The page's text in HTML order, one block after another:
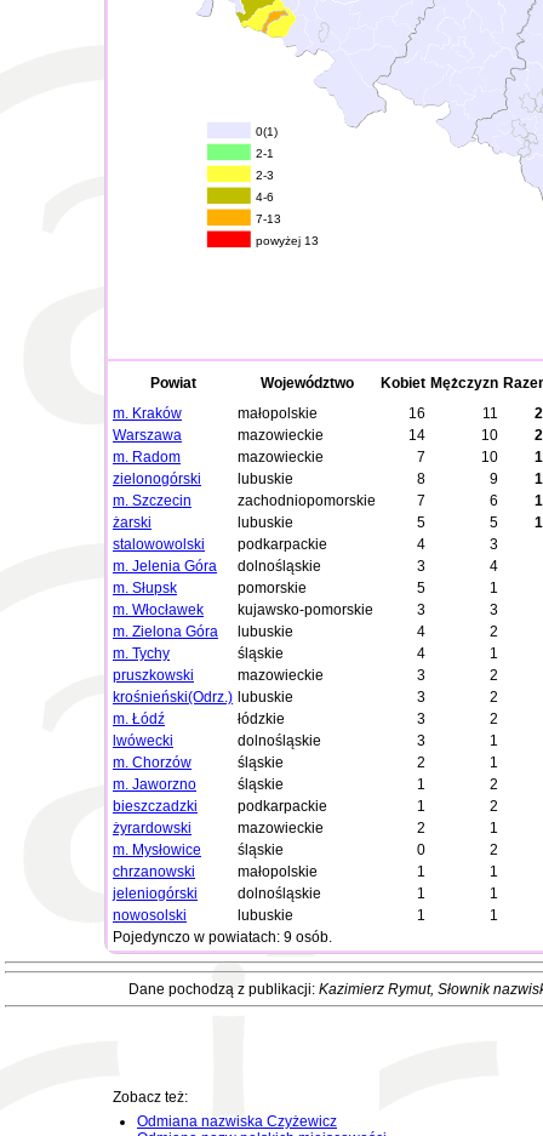
0(1)
2-1
2-3
4-6
7-13
powyżej 13
Powiat Województwo Kobiet Mężczyzn
m. Kraków
małopolskie 16 11
Warszawa
mazowieckie 14 10
m. Radom
mazowieckie 7 10
zielonogórski
lubuskie 8 9
m. Szczecin
zachodniopomorskie 7 6
żarski
lubuskie 5 5
stalowowolski
podkarpackie 4
3
m. Jelenia Góra
dolnośląskie 3
4
m. Słupsk
pomorskie 5
1
m. Włocławek
kujawsko-pomorskie 3
3
m. Zielona Góra
lubuskie 4
2
m. Tychy
śląskie 4
1
pruszkowski
mazowieckie 3
2
krośnieński(Odrz.) lubuskie 3
2
m. Łódź
łódzkie 3
2
lwówecki
dolnośląskie 3
1
m. Chorzów
śląskie 2
1
m. Jaworzno
śląskie 1
2
bieszczadzki
podkarpackie 1
2
żyrardowski
mazowieckie 2
1
m. Mysłowice
śląskie 0
2
chrzanowski
małopolskie 1
1
jeleniogórski
dolnośląskie 1
1
nowosolski
lubuskie 1
1
Pojedynczo w powiatach: 9 osób.
Dane pochodzą z publikacji: Kazimierz Rymut, Słownik
Zobacz też:
Odmiana nazwiska Czyżewicz